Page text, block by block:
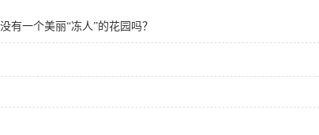
有一个美丽“冻人”的花园吗？